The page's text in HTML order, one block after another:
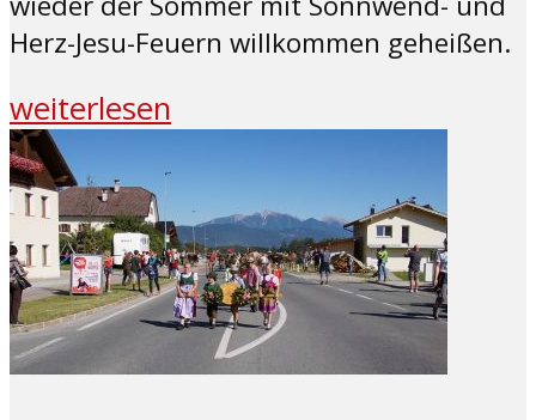
Herz-Jesu-Feuern willkommen geheißen.
weiterlesen